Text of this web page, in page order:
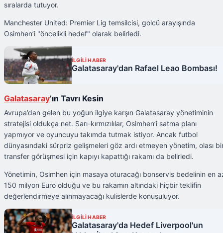
sıralarda tutuyor.
Manchester United: Premier Lig temsilcisi, golcü arayışında
Osimhen’i "öncelikli hedef" olarak belirledi.
İLGİLİ HABER
Galatasaray'dan Rafael Leao Bombası!
Galatasaray’ın Tavrı Kesin
Avrupa’dan gelen bu yoğun ilgiye karşın Galatasaray yönetiminin
stratejisi oldukça net. Sarı-kırmızılılar, Osimhen’i satma planı
yapmıyor ve oyuncuyu takımda tutmak istiyor. Ancak futbol
dünyasındaki sürpriz gelişmeleri göz ardı etmeyen yönetim, olası
transfer görüşmesi için kapıyı kapattığı rakamı da belirledi.
Yönetimin, Osimhen için masaya oturacağı bonservis bedelinin en
150 milyon Euro olduğu ve bu rakamın altındaki hiçbir teklifin
değerlendirmeye alınmayacağı kulislerde konuşuluyor.
İLGİLİ HABER
Galatasaray'da Hedef Liverpool'un